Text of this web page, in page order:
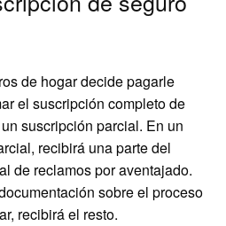
de hogar decide pagarle
el suscripción completo de
suscripción parcial. En un
recibirá una parte del
de reclamos por aventajado.
sobre el proceso
recibirá el resto.